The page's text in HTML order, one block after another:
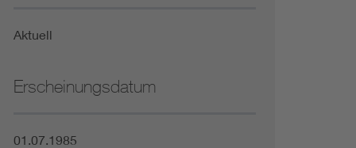
Aktuell
Erscheinungsdatum
01.07.1985